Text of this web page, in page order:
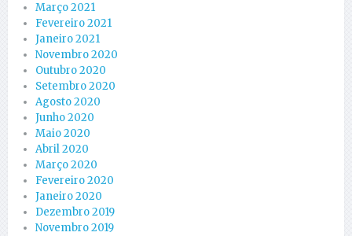
Março 2021
Fevereiro 2021
Janeiro 2021
Novembro 2020
Outubro 2020
Setembro 2020
Agosto 2020
Junho 2020
Maio 2020
Abril 2020
Março 2020
Fevereiro 2020
Janeiro 2020
Dezembro 2019
Novembro 2019